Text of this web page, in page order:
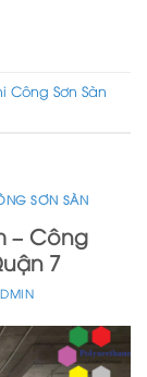
Công Sơn Sàn
SƠN SÀN
– Công
7